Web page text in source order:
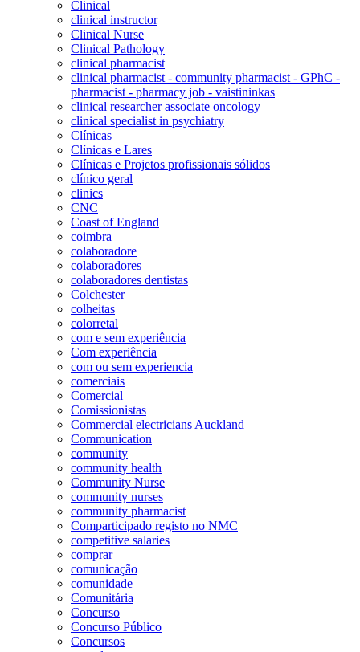
Clinical
clinical instructor
Clinical Nurse
Clinical Pathology
clinical pharmacist
clinical pharmacist - community pharmacist - GPhC -
pharmacist - pharmacy job - vaistininkas
clinical researcher associate oncology
clinical specialist in psychiatry
Clínicas
Clínicas e Lares
Clínicas e Projetos profissionais sólidos
clínico geral
clinics
CNC
Coast of England
coimbra
colaboradore
colaboradores
colaboradores dentistas
Colchester
colheitas
colorretal
com e sem experiência
Com experiência
com ou sem experiencia
comerciais
Comercial
Comissionistas
Commercial electricians Auckland
Communication
community
community health
Community Nurse
community nurses
community pharmacist
Comparticipado registo no NMC
competitive salaries
comprar
comunicação
comunidade
Comunitária
Concurso
Concurso Público
Concursos